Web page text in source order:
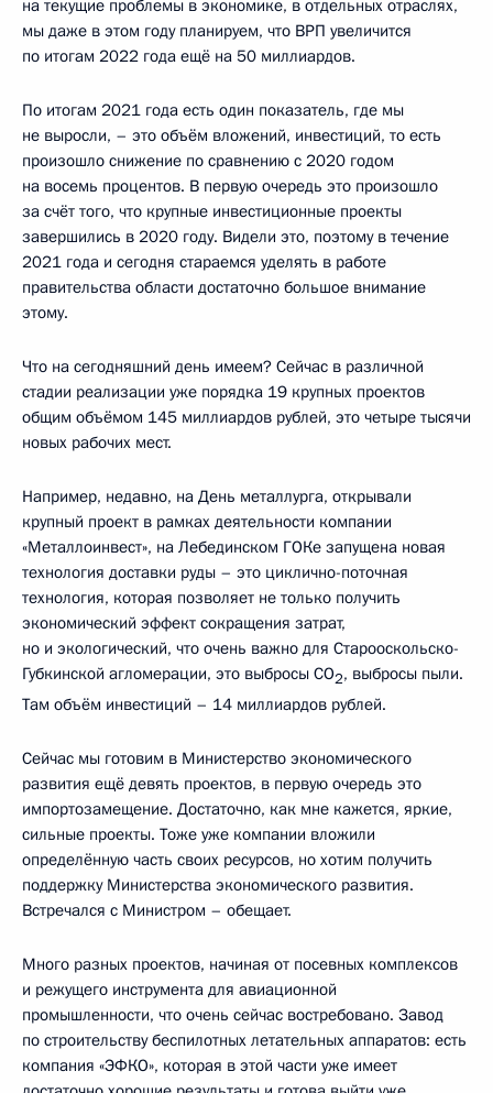
на текущие проблемы в экономике, в отдельных отраслях,
мы даже в этом году планируем, что ВРП увеличится
по итогам 2022 года ещё на 50 миллиардов.
По итогам 2021 года есть один показатель, где мы
не выросли, – это объём вложений, инвестиций, то есть
произошло снижение по сравнению с 2020 годом
на восемь процентов. В первую очередь это произошло
за счёт того, что крупные инвестиционные проекты
завершились в 2020 году. Видели это, поэтому в течение
2021 года и сегодня стараемся уделять в работе
правительства области достаточно большое внимание
этому.
Что на сегодняшний день имеем? Сейчас в различной
стадии реализации уже порядка 19 крупных проектов
общим объёмом 145 миллиардов рублей, это четыре тысячи
новых рабочих мест.
Например, недавно, на День металлурга, открывали
крупный проект в рамках деятельности компании
«Металлоинвест», на Лебединском ГОКе запущена новая
технология доставки руды – это циклично-поточная
технология, которая позволяет не только получить
экономический эффект сокращения затрат,
но и экологический, что очень важно для Старооскольско-
Губкинской агломерации, это выбросы СО2, выбросы пыли.
Там объём инвестиций – 14 миллиардов рублей.
Сейчас мы готовим в Министерство экономического
развития ещё девять проектов, в первую очередь это
импортозамещение. Достаточно, как мне кажется, яркие,
сильные проекты. Тоже уже компании вложили
определённую часть своих ресурсов, но хотим получить
поддержку Министерства экономического развития.
Встречался с Министром – обещает.
Много разных проектов, начиная от посевных комплексов
и режущего инструмента для авиационной
промышленности, что очень сейчас востребовано. Завод
по строительству беспилотных летательных аппаратов: есть
компания «ЭФКО», которая в этой части уже имеет